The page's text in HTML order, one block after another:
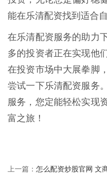
能在乐清配资找到适合
在乐清配资服务的助力
多的投资者正在实现他
在投资市场中大展拳脚
尝试一下乐清配资服务
服务，您定能轻松实现
富之旅！
上一篇： 怎么配资炒股官网